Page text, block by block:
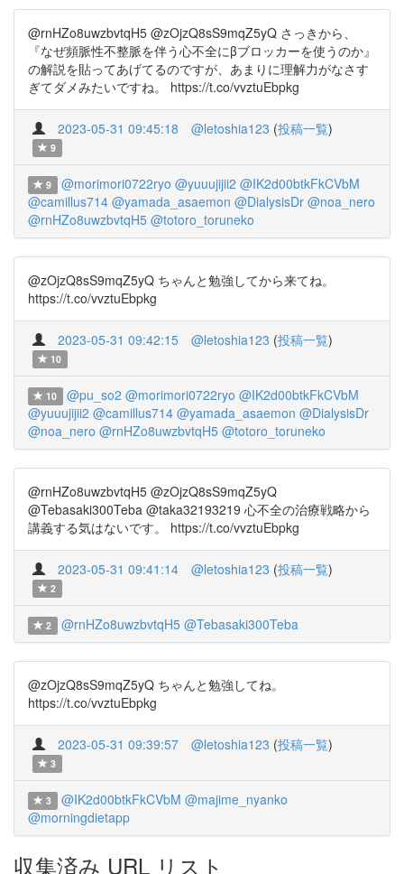
@rnHZo8uwzbvtqH5 @zOjzQ8sS9mqZ5yQ さっきから、
『なぜ頻脈性不整脈を伴う心不全にβブロッカーを使うのか』
の解説を貼ってあげてるのですが、あまりに理解力がなさす
ぎてダメみたいですね。 https://t.co/vvztuEbpkg
2023-05-31 09:45:18 @letoshia123 (投稿一覧)
9
9 @morimori0722ryo @yuuujijii2 @IK2d00btkFkCVbM
@camillus714 @yamada_asaemon @DialysisDr @noa_nero
@rnHZo8uwzbvtqH5 @totoro_toruneko
@zOjzQ8sS9mqZ5yQ ちゃんと勉強してから来てね。
https://t.co/vvztuEbpkg
2023-05-31 09:42:15 @letoshia123 (投稿一覧)
10
10 @pu_so2 @morimori0722ryo @IK2d00btkFkCVbM
@yuuujijii2 @camillus714 @yamada_asaemon @DialysisDr
@noa_nero @rnHZo8uwzbvtqH5 @totoro_toruneko
@rnHZo8uwzbvtqH5 @zOjzQ8sS9mqZ5yQ
@Tebasaki300Teba @taka32193219 心不全の治療戦略から
講義する気はないです。 https://t.co/vvztuEbpkg
2023-05-31 09:41:14 @letoshia123 (投稿一覧)
2
2 @rnHZo8uwzbvtqH5 @Tebasaki300Teba
@zOjzQ8sS9mqZ5yQ ちゃんと勉強してね。
https://t.co/vvztuEbpkg
2023-05-31 09:39:57 @letoshia123 (投稿一覧)
3
3 @IK2d00btkFkCVbM @majime_nyanko
@morningdietapp
収集済み URL リスト